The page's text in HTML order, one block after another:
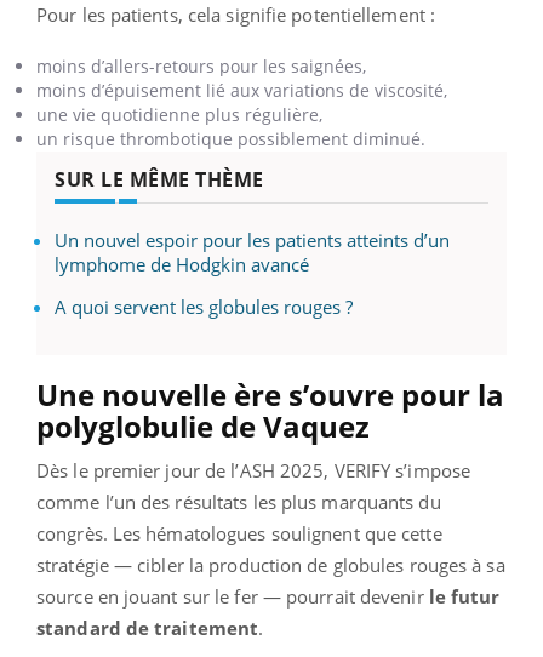
Pour les patients, cela signifie potentiellement :
moins d’allers-retours pour les saignées,
moins d’épuisement lié aux variations de viscosité,
une vie quotidienne plus régulière,
un risque thrombotique possiblement diminué.
SUR LE MÊME THÈME
Un nouvel espoir pour les patients atteints d’un
lymphome de Hodgkin avancé
A quoi servent les globules rouges ?
Une nouvelle ère s’ouvre pour la
polyglobulie de Vaquez
Dès le premier jour de l’ASH 2025, VERIFY s’impose
comme l’un des résultats les plus marquants du
congrès. Les hématologues soulignent que cette
stratégie — cibler la production de globules rouges à sa
source en jouant sur le fer — pourrait devenir le futur
standard de traitement.